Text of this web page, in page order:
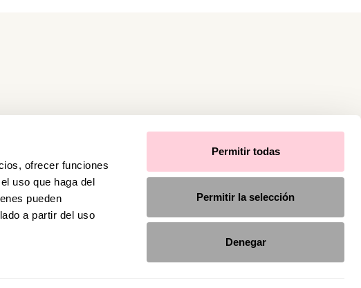
ofrecer funciones
uso que haga del
pueden
a partir del uso
Permitir todas
Permitir la selección
Denegar